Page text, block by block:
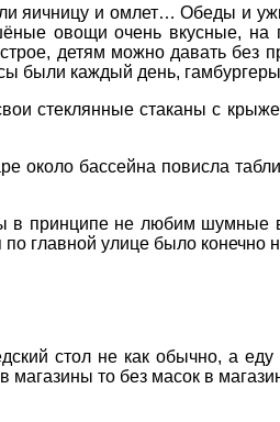
яичницу и омлет… Обеды и
овощи очень вкусные,
детям можно давать без
были каждый день,
стеклянные стаканы с
около бассейна повисла
принципе не любим шумные
главной улице было конечно
стол не как обычно, а
то без масок в